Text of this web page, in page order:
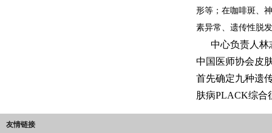
形等；在咖啡斑、
素异常、遗传性脱
中心负责人
中国医师协会皮
首先确定九种遗
肤病PLACK综合
友情链接